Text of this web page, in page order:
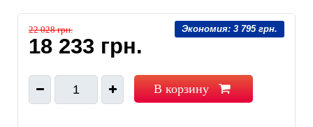
В комплект входит:
VI18+F85- подвесной унитаз Vignoni с креплением
VI004- дюропластовая крышка с сиденьем Soft Close
Дополнительно в комплекте:
стойки
Экономия: 3 795 грн.
22 028 грн.
18 233 грн.
1 В корзину